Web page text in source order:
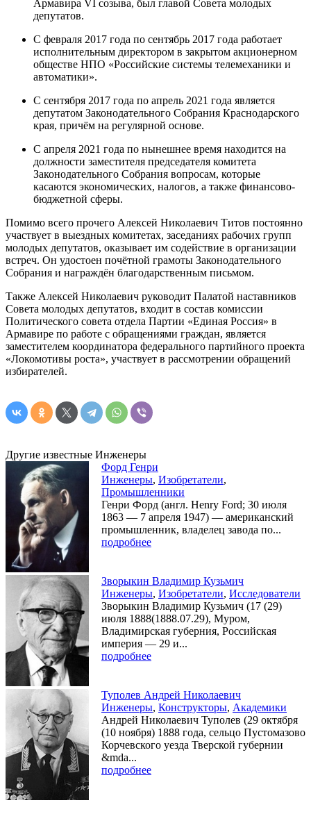
Армавира VI созыва, был главой Совета молодых
депутатов.
С февраля 2017 года по сентябрь 2017 года работает
исполнительным директором в закрытом акционерном
обществе НПО «Российские системы телемеханики и
автоматики».
С сентября 2017 года по апрель 2021 года является
депутатом Законодательного Собрания Краснодарского
края, причём на регулярной основе.
С апреля 2021 года по нынешнее время находится на
должности заместителя председателя комитета
Законодательного Собрания вопросам, которые
касаются экономических, налогов, а также финансово-
бюджетной сферы.
Помимо всего прочего Алексей Николаевич Титов постоянно
участвует в выездных комитетах, заседаниях рабочих групп
молодых депутатов, оказывает им содействие в организации
встреч. Он удостоен почётной грамоты Законодательного
Собрания и награждён благодарственным письмом.
Также Алексей Николаевич руководит Палатой наставников
Совета молодых депутатов, входит в состав комиссии
Политического совета отдела Партии «Единая Россия» в
Армавире по работе с обращениями граждан, является
заместителем координатора федерального партийного проекта
«Локомотивы роста», участвует в рассмотрении обращений
избирателей.
Другие известные Инженеры
Форд Генри
Инженеры, Изобретатели,
Промышленники
Генри Форд (англ. Henry Ford; 30 июля
1863 — 7 апреля 1947) — американский
промышленник, владелец завода по...
подробнее
Зворыкин Владимир Кузьмич
Инженеры, Изобретатели, Исследователи
Зворыкин Владимир Кузьмич (17 (29)
июля 1888(1888.07.29), Муром,
Владимирская губерния, Российская
империя — 29 и...
подробнее
Туполев Андрей Николаевич
Инженеры, Конструкторы, Академики
Андрей Николаевич Туполев (29 октября
(10 ноября) 1888 года, сельцо Пустомазово
Корчевского уезда Тверской губернии
&mda...
подробнее